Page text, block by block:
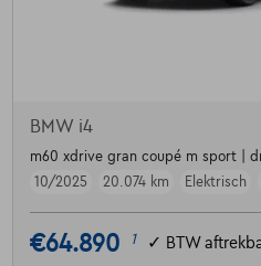
BMW i4
m60 xdrive gran coupé m sport |
10/2025
20.074 km Elektrisch
€64.890 1 ✓ BTW